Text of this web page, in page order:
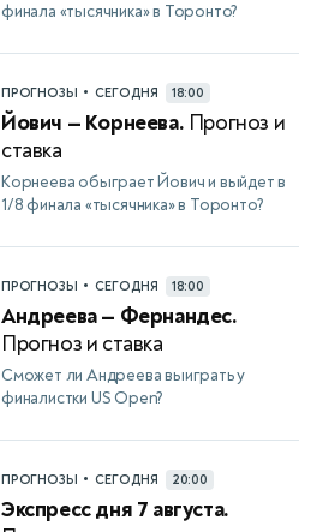
финала «тысячника» в Торонто?
ПРОГНОЗЫ • СЕГОДНЯ 18:00
Йович — Корнеева. Прогноз и
ставка
Корнеева обыграет Йович и выйдет в
1/8 финала «тысячника» в Торонто?
ПРОГНОЗЫ • СЕГОДНЯ 18:00
Андреева — Фернандес.
Прогноз и ставка
Сможет ли Андреева выиграть у
финалистки US Open?
ПРОГНОЗЫ • СЕГОДНЯ 20:00
Экспресс дня 7 августа.